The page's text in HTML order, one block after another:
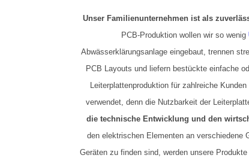
Unser Familienunternehmen ist als
PCB-Produktion wollen wir so wenig
Abwässerklärungsanlage eingebaut, trennen
PCB Layouts und liefern bestückte einfache
Leiterplattenproduktion für zahlreiche
verwendet, denn die Nutzbarkeit der
die technische Entwicklung und den
den elektrischen Elementen an verschiedene
Geräten zu finden sind, werden unsere